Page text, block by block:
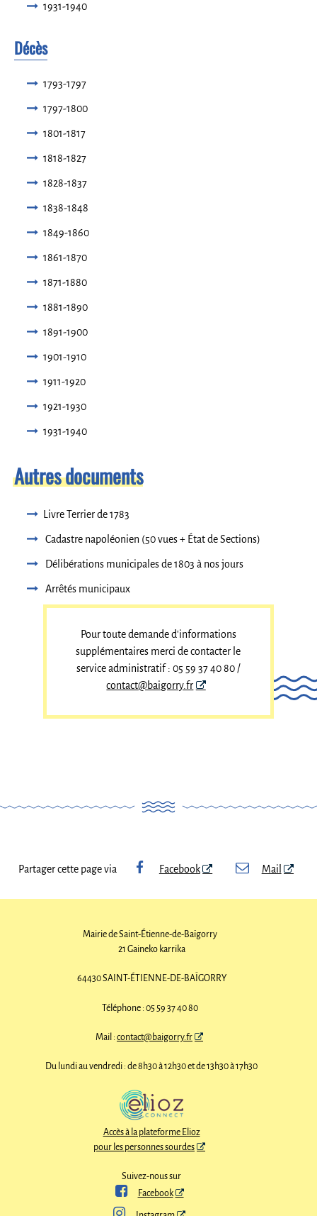
1931-1940
Décès
1793-1797
1797-1800
1801-1817
1818-1827
1828-1837
1838-1848
1849-1860
1861-1870
1871-1880
1881-1890
1891-1900
1901-1910
1911-1920
1921-1930
1931-1940
Autres documents
Livre Terrier de 1783
Cadastre napoléonien (50 vues + État de Sections)
Délibérations municipales de 1803 à nos jours
Arrêtés municipaux
Pour toute demande d'informations
supplémentaires merci de contacter le
service administratif : 05 59 37 40 80 /
contact@baigorry.fr
Partager cette page via Facebook Mail
Mairie de Saint-Étienne-de-Baïgorry
21 Gaineko karrika
64430 SAINT-ÉTIENNE-DE-BAÏGORRY
Téléphone : 05 59 37 40 80
Mail :contact@baigorry.fr
Du lundi au vendredi : de 8h30 à 12h30 et de 13h30 à 17h30
Accès à la plateforme Elioz
pour les personnes sourdes
Suivez-nous sur
 Facebook